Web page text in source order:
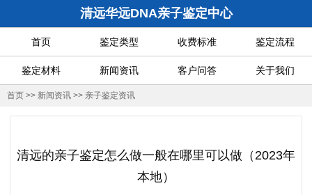
清远华远DNA亲子鉴定中心
首页 鉴定类型 收费标准 鉴定流程
鉴定材料 新闻资讯 客户问答 关于我们
首页 >> 新闻资讯 >> 亲子鉴定资讯
清远的亲子鉴定怎么做一般在哪里可以做（2023年
本地）